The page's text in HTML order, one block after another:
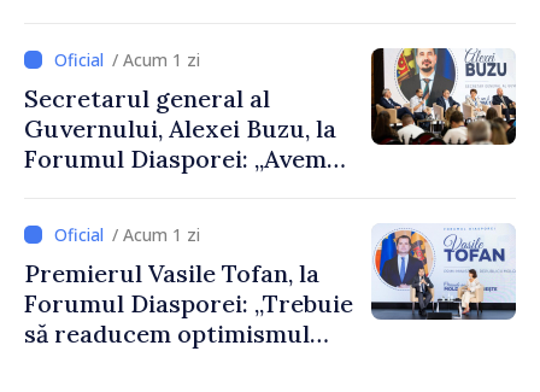
despre parcursul european
al Republicii Moldova.
/ Acum 1 zi
Secretarul general al
Guvernului, Alexei Buzu, la
Forumul Diasporei: „Avem
dumneavoastră pentru a
construi comunități mai
puternice”
/ Acum 1 zi
Premierul Vasile Tofan, la
Forumul Diasporei: „Trebuie
să readucem optimismul